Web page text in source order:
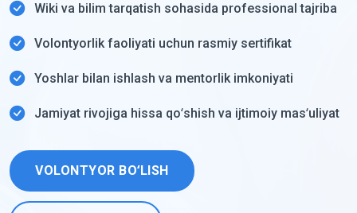
Wiki va bilim tarqatish sohasida professional tajriba
Volontyorlik faoliyati uchun rasmiy sertifikat
Yoshlar bilan ishlash va mentorlik imkoniyati
Jamiyat rivojiga hissa qoʻshish va ijtimoiy masʻuliyat
VOLONTYOR BOʻLISH